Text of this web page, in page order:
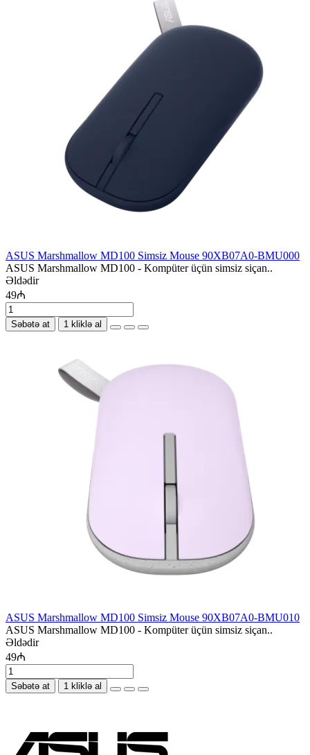
ASUS Marshmallow MD100 Simsiz Mouse 90XB07A0-BMU000
ASUS Marshmallow MD100 - Kompüter üçün simsiz siçan..
Əldədir
49₼
Səbətə at 1 kliklə al
ASUS Marshmallow MD100 Simsiz Mouse 90XB07A0-BMU010
ASUS Marshmallow MD100 - Kompüter üçün simsiz siçan..
Əldədir
49₼
Səbətə at 1 kliklə al